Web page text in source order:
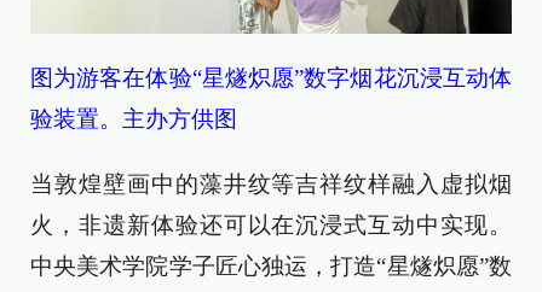
图为游客在体验“星燧炽愿”数字烟花沉浸互动体
验装置。主办方供图
当敦煌壁画中的藻井纹等吉祥纹样融入虚拟烟
火，非遗新体验还可以在沉浸式互动中实现。
中央美术学院学子匠心独运，打造“星燧炽愿”数